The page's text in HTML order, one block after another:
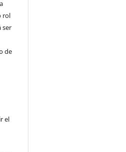
rol
ser
de
el